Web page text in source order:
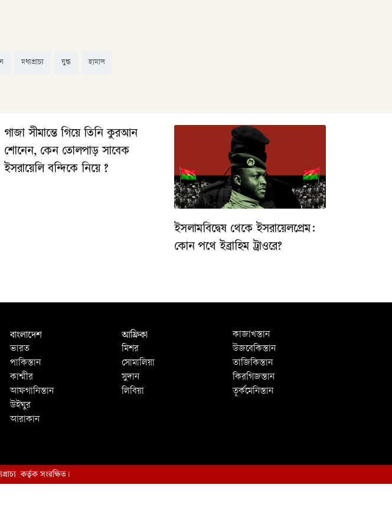
মধ্যপ্রাচ্য যুদ্ধ হামাস
গাজা সীমান্তে গিয়ে তিনি কুরআন
শোনেন, কেন তোলপাড় সাবেক
ইসরায়েলি বন্দিকে নিয়ে ?
ইসলামবিদ্বেষ থেকে ইসরায়েলপ্রেম:
কোন পথে ইব্রাহিম ট্রাওরে?
বাংলাদেশ
ভারত
পাকিস্তান
কাশ্মীর
আফগানিস্তান
উইঘুর
আরাকান
আফ্রিকা
মিশর
সোমালিয়া
সুদান
লিবিয়া
কাজাখস্তান
উজবেকিস্তান
তাজিকিস্তান
কিরগিজস্তান
তূর্কমেনিস্তান
কর্তৃক সংরক্ষিত।